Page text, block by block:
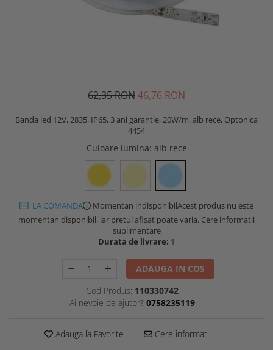
62,35 RON46,76 RON
Banda led 12V, 2835, IP65, 3 ani garantie, 20W/m, alb rece, Optonica
4454
Culoare lumina: alb rece
LA COMANDA Momentan indisponibilAcest produs nu este
momentan disponibil, iar pretul afisat poate varia. Cere informatii
suplimentare
Durata de livrare: 1
ADAUGA IN COS
Cod Produs: 110330742
Ai nevoie de ajutor? 0758235119
Adauga la Favorite Cere informatii